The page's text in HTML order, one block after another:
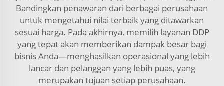
Bandingkan penawaran dari berbagai perusahaan
untuk mengetahui nilai terbaik yang ditawarkan
sesuai harga. Pada akhirnya, memilih layanan DDP
yang tepat akan memberikan dampak besar bagi
bisnis Anda—menghasilkan operasional yang lebih
lancar dan pelanggan yang lebih puas, yang
merupakan tujuan setiap perusahaan.